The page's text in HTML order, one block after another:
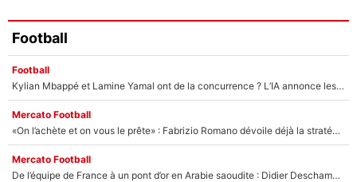
Football
Football
Kylian Mbappé et Lamine Yamal ont de la concurrence ? L’IA annonce les 5 joueurs qui vont dominer le football dans les années à venir !
Mercato Football
«On l’achète et on vous le prête» : Fabrizio Romano dévoile déjà la stratégie du PSG avec le transfert de Zion Suzuki !
Mercato Football
De l’équipe de France à un pont d’or en Arabie saoudite : Didier Deschamps a donné sa réponse !